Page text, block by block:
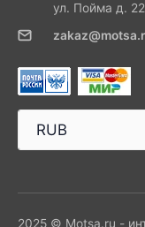
ул. Пойма д. 22
2025 © Motsa.ru -